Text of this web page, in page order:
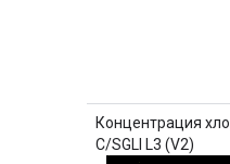
Концентрация
C/SGLI L3 (V2)